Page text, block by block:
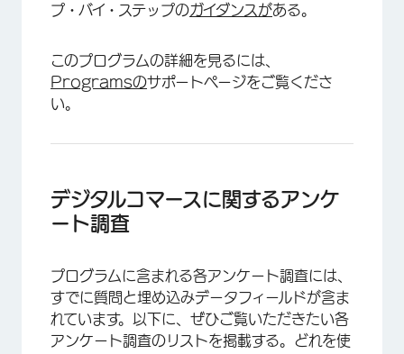
×
プ・バイ・ステップのガイダンスがある。
このプログラムの詳細を見るには、
Programsのサポートページをご覧くださ
い。
デジタルコマースに関するアンケ
ート調査
プログラムに含まれる各アンケート調査には、
すでに質問と埋め込みデータフィールドが含ま
れています。以下に、ぜひご覧いただきたい各
アンケート調査のリストを掲載する。どれを使